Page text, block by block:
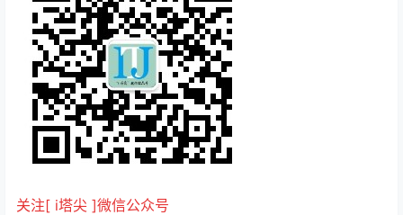
关注[ i塔尖 ]微信公众号